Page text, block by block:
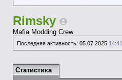
Rimsky
Mafia Modding Crew
Последняя активность: 05.07.2025 14:41
Статистика